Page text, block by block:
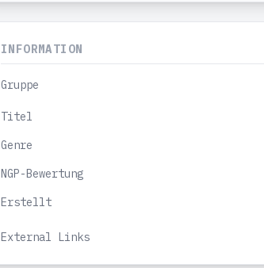
INFORMATION
Gruppe
Titel
Genre
NGP-Bewertung
Erstellt
External Links